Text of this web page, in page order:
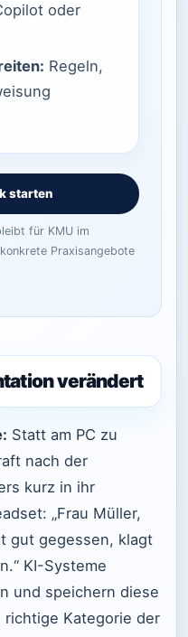
oder
Regeln,
starten
für KMU im
Praxisangebote
verändert
Statt am PC zu
nach der
kurz in ihr
„Frau Müller,
gut gegessen, klagt
KI-Systeme
und speichern diese
richtige Kategorie der